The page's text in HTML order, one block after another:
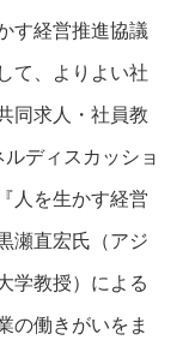
す経営推進協議
て、よりよい社
同求人・社員教
ディスカッショ
人を生かす経営
瀬直宏氏（アジ
学教授）による
の働きがいをま